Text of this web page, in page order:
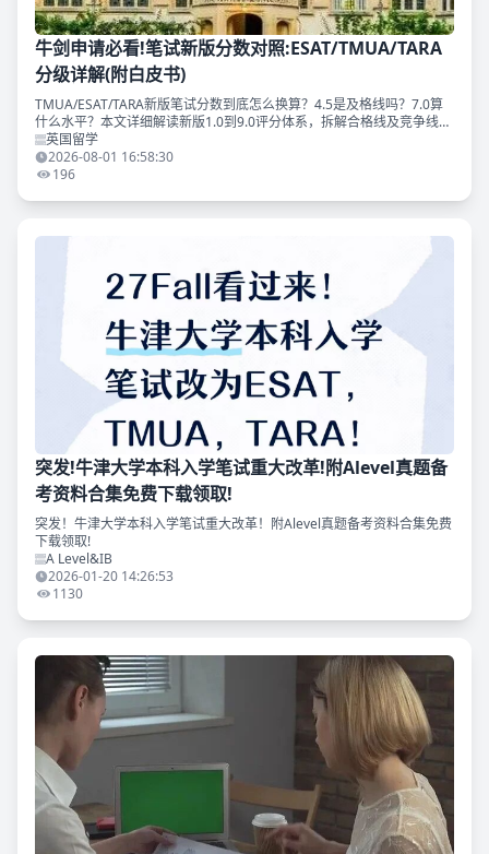
牛剑申请必看!笔试新版分数对照:ESAT/TMUA/TARA
分级详解(附白皮书)
TMUA/ESAT/TARA新版笔试分数到底怎么换算？4.5是及格线吗？7.0算
什么水平？本文详细解读新版1.0到9.0评分体系，拆解合格线及竞争线和
优秀线各段位含义，结合牛剑面试发放逻辑，帮助2027申请者精准定位
目标分数，文末可免费领取牛剑申请白皮书！
英国留学
2026-08-01 16:58:30
196
突发!牛津大学本科入学笔试重大改革!附Alevel真题备
考资料合集免费下载领取!
突发！牛津大学本科入学笔试重大改革！附Alevel真题备考资料合集免费
下载领取!
A Level&IB
2026-01-20 14:26:53
1130